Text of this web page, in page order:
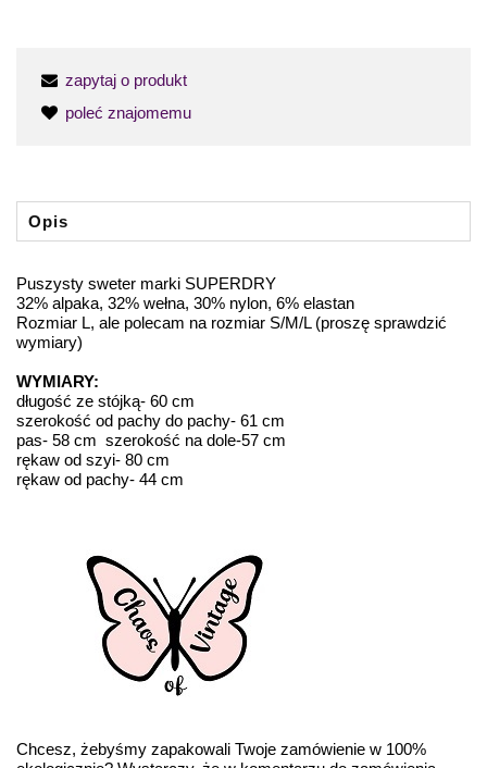
zapytaj o produkt
poleć znajomemu
Opis
Puszysty sweter marki SUPERDRY
32% alpaka, 32% wełna, 30% nylon, 6% elastan
Rozmiar L, ale polecam na rozmiar S/M/L (proszę sprawdzić
wymiary)
WYMIARY:
długość ze stójką- 60 cm
szerokość od pachy do pachy- 61 cm
pas- 58 cm szerokość na dole-57 cm
rękaw od szyi- 80 cm
rękaw od pachy- 44 cm
Chcesz, żebyśmy zapakowali Twoje zamówienie w 100%